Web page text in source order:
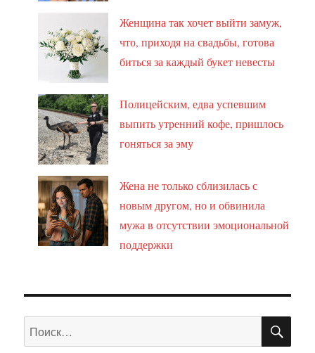
Женщина так хочет выйти замуж,
что, приходя на свадьбы, готова
биться за каждый букет невесты
Полицейским, едва успевшим
выпить утренний кофе, пришлось
гоняться за эму
Жена не только сблизилась с
новым другом, но и обвинила
мужа в отсутствии эмоциональной
поддержки
Искать: